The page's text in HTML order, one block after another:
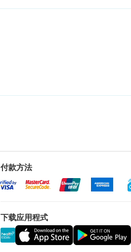
付款方法
下载应用程式